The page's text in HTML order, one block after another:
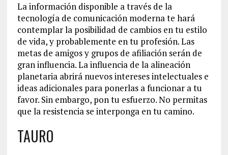
La información disponible a través de la
tecnología de comunicación moderna te hará
contemplar la posibilidad de cambios en tu estilo
de vida, y probablemente en tu profesión. Las
metas de amigos y grupos de afiliación serán de
gran influencia. La influencia de la alineación
planetaria abrirá nuevos intereses intelectuales e
ideas adicionales para ponerlas a funcionar a tu
favor. Sin embargo, pon tu esfuerzo. No permitas
que la resistencia se interponga en tu camino.
TAURO